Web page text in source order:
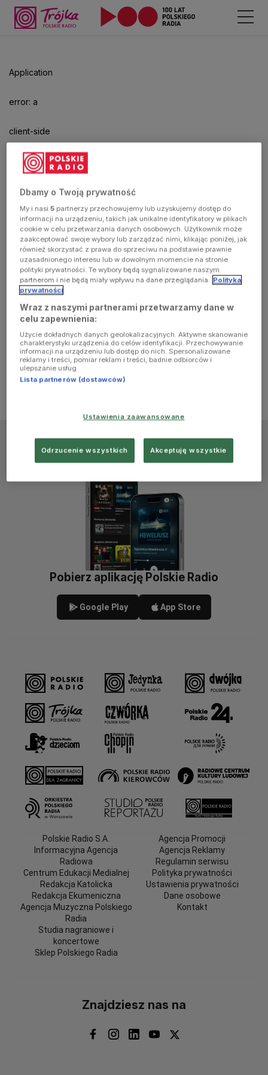
Application
error: a
client-side
exception
has
occurred
(see the
browser
console for
more
information)
Pobierz aplikację Polskie Radio
Google Play App Store
Polskie Radio S.A.
Informacyjna Agencja
Radiowa
Centrum Edukacji Medialnej
Redakcja Katolicka
Redakcja Ekumeniczna
Agencja Muzyczna Polskiego
Radia
Studia nagraniowe i
koncertowe
Sklep Polskiego Radia
Agencja Promocji
Agencja Reklamy
Regulamin serwisu
Polityka prywatności
Ustawienia prywatności
Dane osobowe
Kontakt
Znajdziesz nas na
Dbamy o Twoją prywatność
My i nasi5 partnerzy przechowujemy lub uzyskujemy dostęp do
informacji na urządzeniu, takich jak unikalne identyfikatory w plikach
cookie w celu przetwarzania danych osobowych. Użytkownik może
zaakceptować swoje wybory lub zarządzać nimi, klikając poniżej, jak
również skorzystać z prawa do sprzeciwu na podstawie prawnie
uzasadnionego interesu lub w dowolnym momencie na stronie
polityki prywatności. Te wybory będą sygnalizowane naszym
partnerom i nie będą miały wpływu na dane przeglądania. Polityka
prywatności
Wraz z naszymi partnerami przetwarzamy dane w
celu zapewnienia:
Użycie dokładnych danych geolokalizacyjnych. Aktywne skanowanie
charakterystyki urządzenia do celów identyfikacji. Przechowywanie
informacji na urządzeniu lub dostęp do nich. Spersonalizowane
reklamy i treści, pomiar reklam i treści, badnie odbiorców i
ulepszanie usług.
Lista partnerów (dostawców)
Ustawienia zaawansowane
Odrzucenie wszystkich Akceptuję wszystkie